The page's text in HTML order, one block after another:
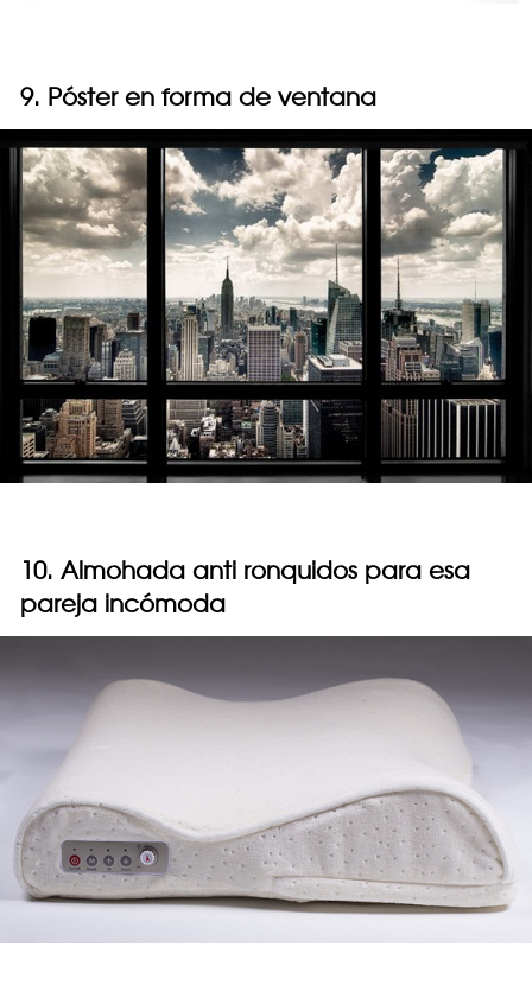
9. Póster en forma de ventana
10. Almohada anti ronquidos para esa
pareja incómoda